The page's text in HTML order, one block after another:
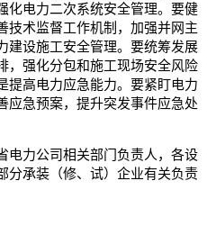
化电力二次系统安全管理。要健
技术监督工作机制，加强并网主
建设施工安全管理。要统筹发展
，强化分包和施工现场安全风险
提高电力应急能力。要紧盯电力
应急预案，提升突发事件应急处
电力公司相关部门负责人，各设
分承装（修、试）企业有关负责